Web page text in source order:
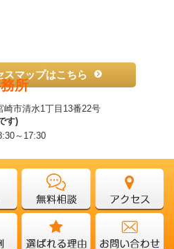
所
市清水1丁目13番22号
す)
～17:30
スマップはこちら